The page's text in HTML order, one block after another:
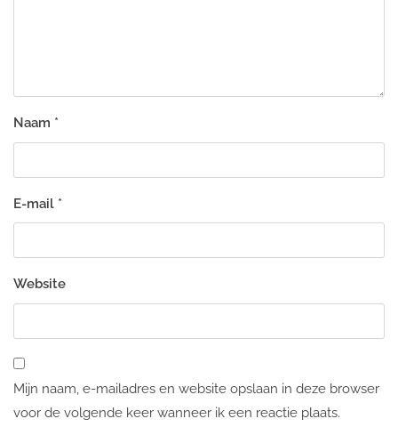
Naam *
E-mail *
Website
Mijn naam, e-mailadres en website opslaan in deze browser
voor de volgende keer wanneer ik een reactie plaats.